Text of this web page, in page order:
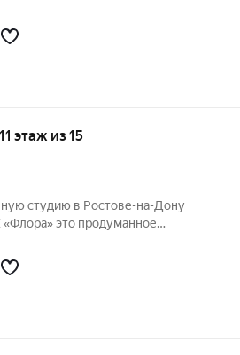
пространство для жизни:
этаж из 15
студию в Ростове-на-Дону
30 гектаров. Дом сдан,